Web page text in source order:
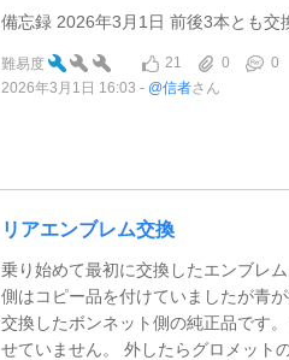
備忘録 2026年3月1日 前後3本とも交
難易度 21 0
0
2026年3月1日 16:03
@信者さん
リアエンブレム交換
乗り始めて最初に交換したエンブレ
側はコピー品を付けていましたが青
交換したボンネット側の純正品です
せていません。 外したらグロメット